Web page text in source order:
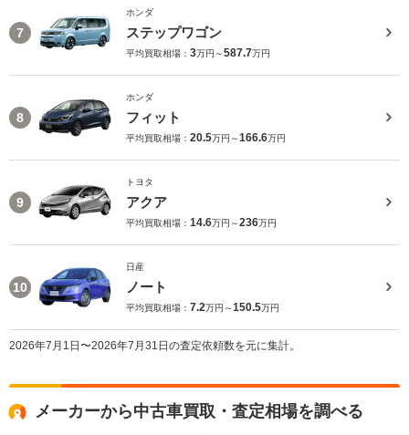
7
ホンダ
ステップワゴン
平均買取相場： 3万円～587.7万円
8
ホンダ
フィット
平均買取相場： 20.5万円～166.6万円
9
トヨタ
アクア
平均買取相場： 14.6万円～236万円
10
日産
ノート
平均買取相場： 7.2万円～150.5万円
2026年7月1日〜2026年7月31日の査定依頼数を元に集計。
メーカーから中古車買取・査定相場を調べる